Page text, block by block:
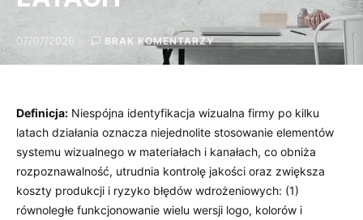
07/07/2026 BRAK KOMENTARZY
Definicja: Niespójna identyfikacja wizualna firmy po kilku
latach działania oznacza niejednolite stosowanie elementów
systemu wizualnego w materiałach i kanałach, co obniża
rozpoznawalność, utrudnia kontrolę jakości oraz zwiększa
koszty produkcji i ryzyko błędów wdrożeniowych: (1)
równoległe funkcjonowanie wielu wersji logo, kolorów i